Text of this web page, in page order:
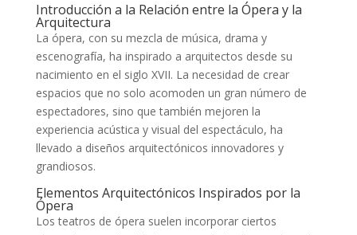
Introducción a la Relación entre la Ópera y la
Arquitectura
La ópera, con su mezcla de música, drama y
escenografía, ha inspirado a arquitectos desde su
nacimiento en el siglo XVII. La necesidad de crear
espacios que no solo acomoden un gran número de
espectadores, sino que también mejoren la
experiencia acústica y visual del espectáculo, ha
llevado a diseños arquitectónicos innovadores y
grandiosos.
Elementos Arquitectónicos Inspirados por la
Ópera
Los teatros de ópera suelen incorporar ciertos